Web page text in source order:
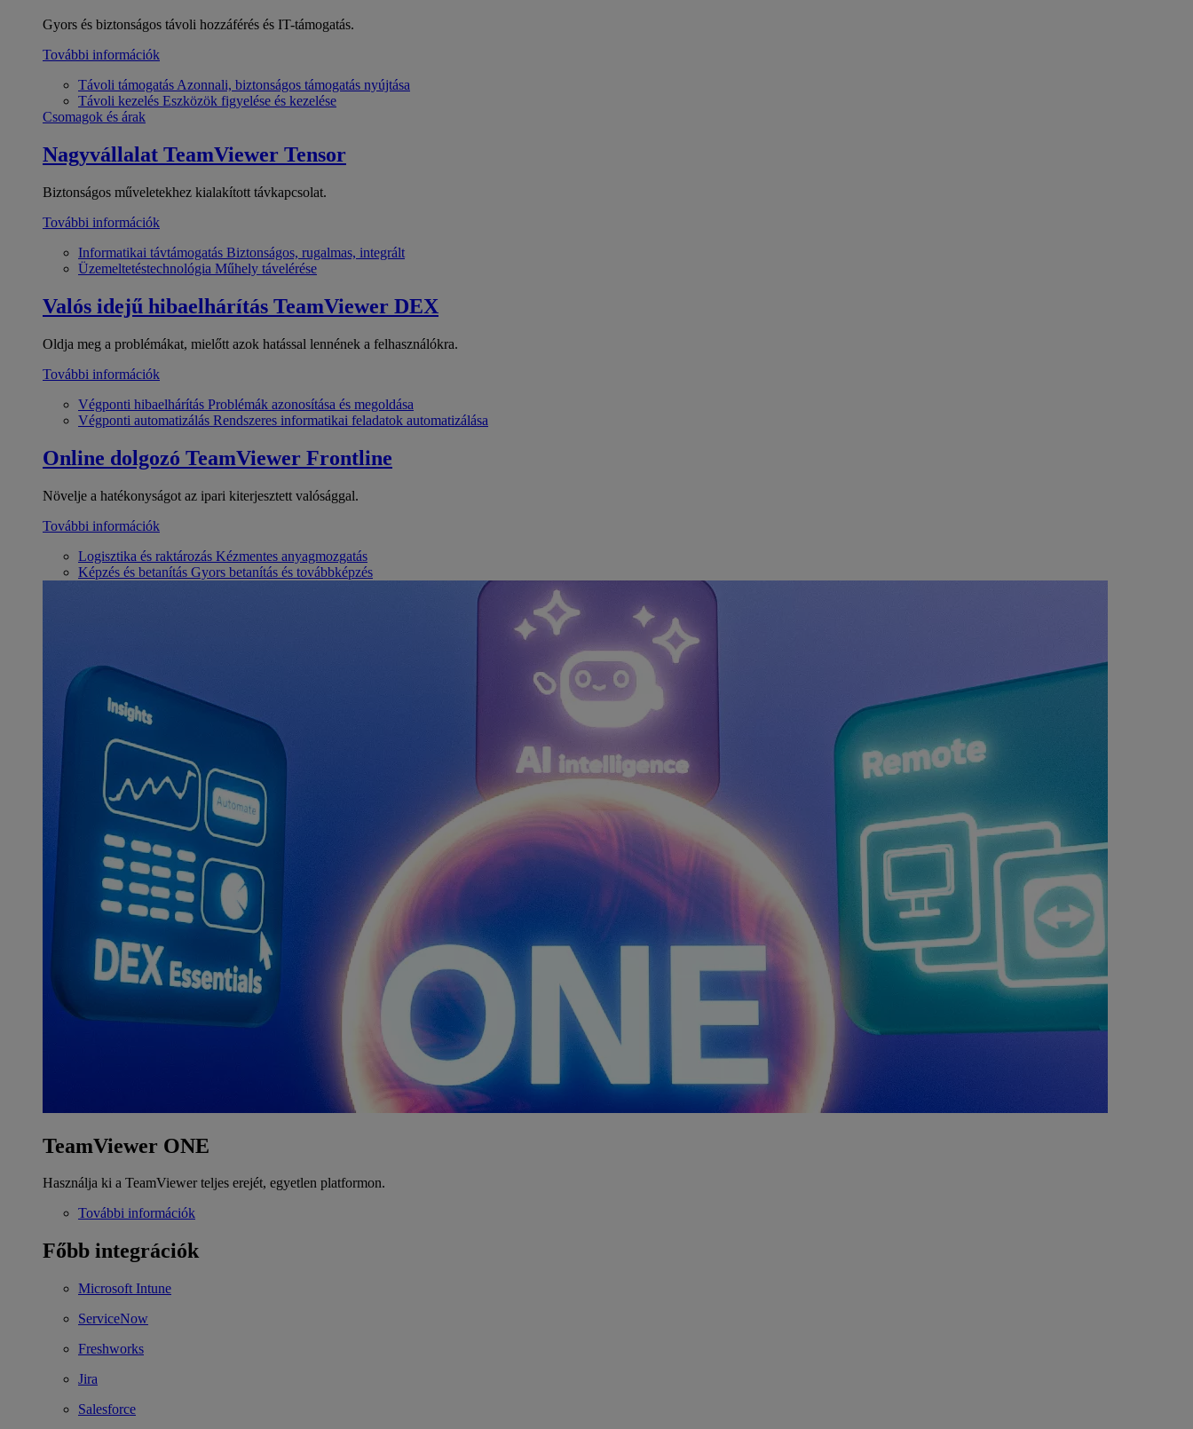
Gyors és biztonságos távoli hozzáférés és IT-támogatás.
További információk
Távoli támogatás Azonnali, biztonságos támogatás nyújtása
Távoli kezelés Eszközök figyelése és kezelése
Csomagok és árak
Nagyvállalat TeamViewer Tensor
Biztonságos műveletekhez kialakított távkapcsolat.
További információk
Informatikai távtámogatás Biztonságos, rugalmas, integrált
Üzemeltetéstechnológia Műhely távelérése
Valós idejű hibaelhárítás TeamViewer DEX
Oldja meg a problémákat, mielőtt azok hatással lennének a felhasználókra.
További információk
Végponti hibaelhárítás Problémák azonosítása és megoldása
Végponti automatizálás Rendszeres informatikai feladatok automatizálása
Online dolgozó TeamViewer Frontline
Növelje a hatékonyságot az ipari kiterjesztett valósággal.
További információk
Logisztika és raktározás Kézmentes anyagmozgatás
Képzés és betanítás Gyors betanítás és továbbképzés
TeamViewer ONE
Használja ki a TeamViewer teljes erejét, egyetlen platformon.
További információk
Főbb integrációk
Microsoft Intune
ServiceNow
Freshworks
Jira
Salesforce